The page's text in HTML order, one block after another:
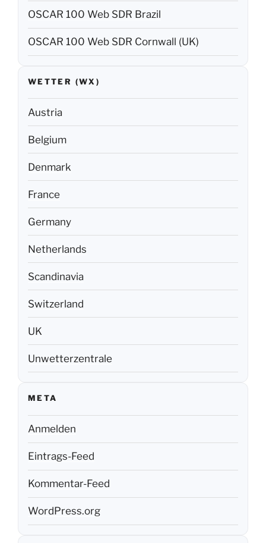
OSCAR 100 Web SDR Brazil
OSCAR 100 Web SDR Cornwall (UK)
WETTER (WX)
Austria
Belgium
Denmark
France
Germany
Netherlands
Scandinavia
Switzerland
UK
Unwetterzentrale
META
Anmelden
Eintrags-Feed
Kommentar-Feed
WordPress.org